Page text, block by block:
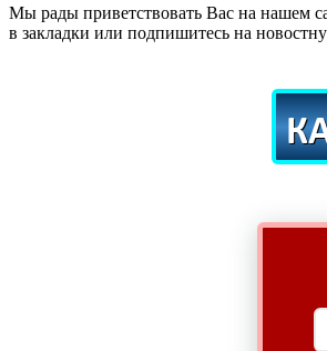
Мы рады приветствовать Вас на нашем
в закладки или подпишитесь на